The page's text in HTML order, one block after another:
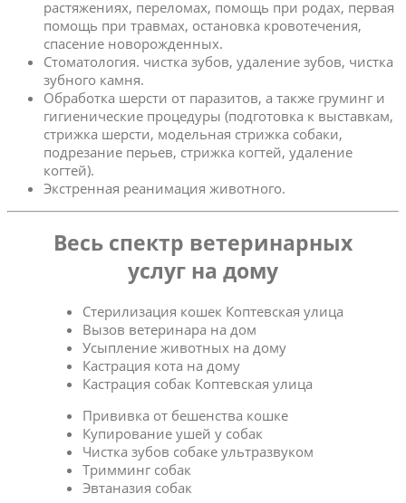
растяжениях, переломах, помощь при родах, первая
помощь при травмах, остановка кровотечения,
спасение новорожденных.
Стоматология. чистка зубов, удаление зубов, чистка
зубного камня.
Обработка шерсти от паразитов, а также груминг и
гигиенические процедуры (подготовка к выставкам,
стрижка шерсти, модельная стрижка собаки,
подрезание перьев, стрижка когтей, удаление
когтей).
Экстренная реанимация животного.
Весь спектр ветеринарных
услуг на дому
Стерилизация кошек Коптевская улица
Вызов ветеринара на дом
Усыпление животных на дому
Кастрация кота на дому
Кастрация собак Коптевская улица
Прививка от бешенства кошке
Купирование ушей у собак
Чистка зубов собаке ультразвуком
Тримминг собак
Эвтаназия собак